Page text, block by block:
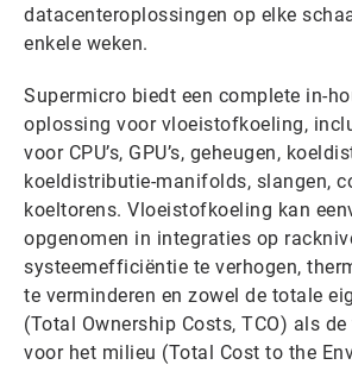
datacenteroplossingen op elke
enkele weken.
Supermicro biedt een complete in-
oplossing voor vloeistofkoeling,
voor CPU’s, GPU’s, geheugen,
koeldistributie-manifolds, slangen,
koeltorens. Vloeistofkoeling kan
opgenomen in integraties op
systeemefficiëntie te verhogen,
te verminderen en zowel de totale
(Total Ownership Costs, TCO) als
voor het milieu (Total Cost to the